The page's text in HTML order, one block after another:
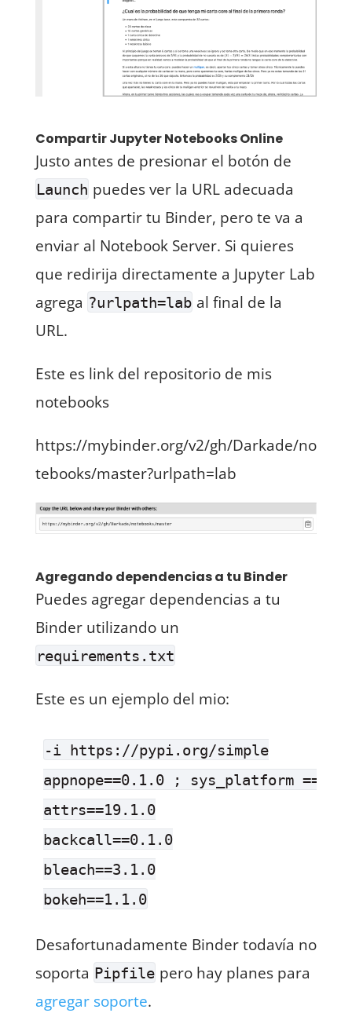
Compartir Jupyter Notebooks Online
Justo antes de presionar el botón de
Launch puedes ver la URL adecuada
para compartir tu Binder, pero te va a
enviar al Notebook Server. Si quieres
que redirija directamente a Jupyter Lab
agrega ?urlpath=lab al final de la
URL.
Este es link del repositorio de mis
notebooks
https://mybinder.org/v2/gh/Darkade/no
tebooks/master?urlpath=lab
Agregando dependencias a tu Binder
Puedes agregar dependencias a tu
Binder utilizando un
requirements.txt
Este es un ejemplo del mio:
-i https://pypi.org/simple
appnope==0.1.0 ; sys_platform ==
attrs==19.1.0
backcall==0.1.0
bleach==3.1.0
bokeh==1.1.0
Desafortunadamente Binder todavía no
soporta Pipfile pero hay planes para
agregar soporte.